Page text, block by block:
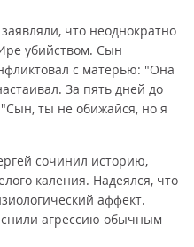
что неоднократно
убийством. Сын
с матерью: "Она
За пять дней до
ты не обижайся, но я
сочинил историю,
каления. Надеялся, что
аффект.
агрессию обычным